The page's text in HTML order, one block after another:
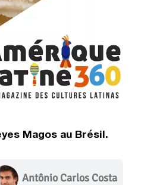
Magos au Brésil.
Antônio Carlos Costa